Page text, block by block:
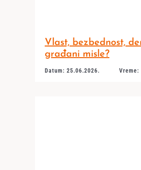
Vlast, bezbednost,
građani misle?
Datum: 25.06.2026. Vreme: